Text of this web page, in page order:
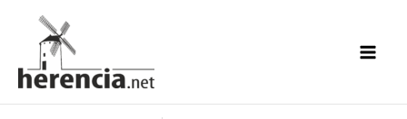
contenido